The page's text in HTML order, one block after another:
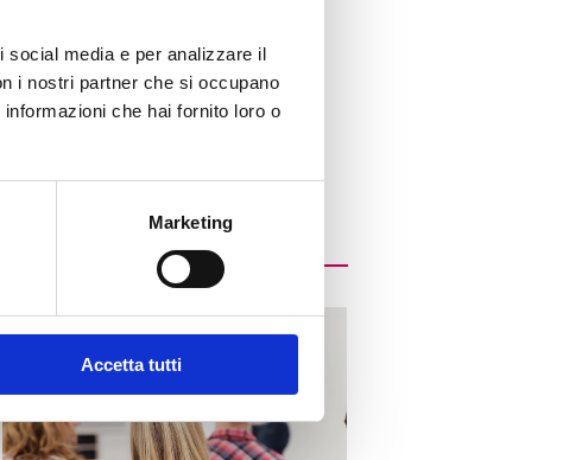
social media e per analizzare il
i nostri partner che si occupano
che hai fornito loro o
Marketing
Accetta tutti